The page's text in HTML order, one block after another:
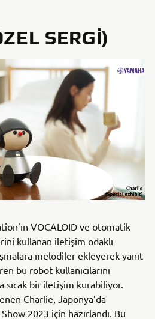
SERGI)
VOCALOID ve otomatik
kullanan iletişim odaklı
melodiler ekleyerek yanıt
bu robot kullanıcılarını
sıcak bir iletişim kurabiliyor.
Charlie, Japonya’da
2023 için hazırlandı. Bu